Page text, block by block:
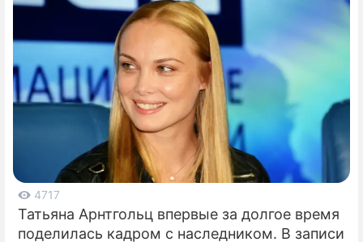
ПРОИСШЕСТВИЯ
СОННИК
СТИЛЬ ЖИЗНИ
СЕРИАЛЫ
ИГРЫ
ПРЕСС-РЕЛИЗЫ
4717
Татьяна Арнтгольц впервые за долгое время
поделилась кадром с наследником. В записи